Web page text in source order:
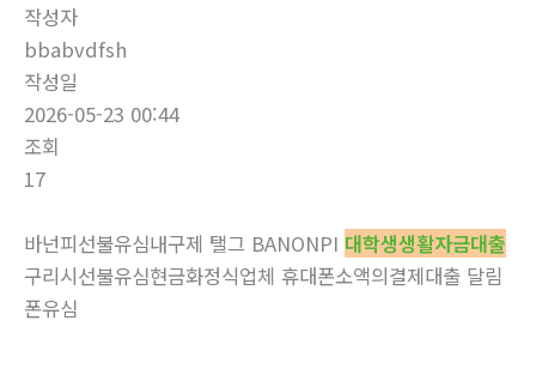
작성자
bbabvdfsh
작성일
2026-05-23 00:44
조회
17
바넌피선불유심내구제 탤그 BANONPI 대학생생활자금대출
구리시선불유심현금화정식업체 휴대폰소액의결제대출 달림
폰유심